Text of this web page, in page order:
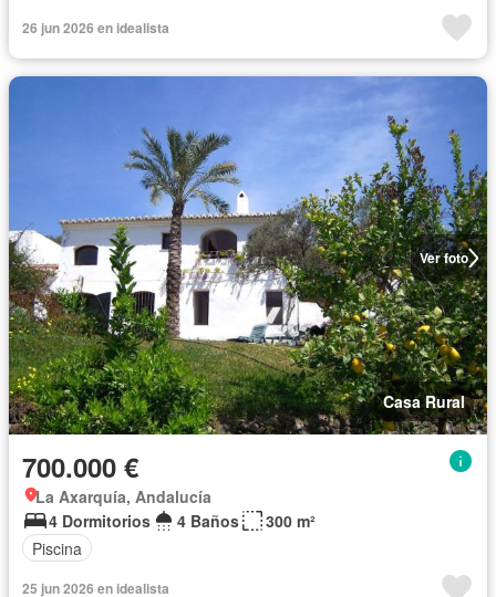
26 jun 2026 en idealista
Ver foto
Casa Rural
700.000 €
La Axarquía, Andalucía
4 Dormitorios
4 Baños
300 m²
Piscina
25 jun 2026 en idealista